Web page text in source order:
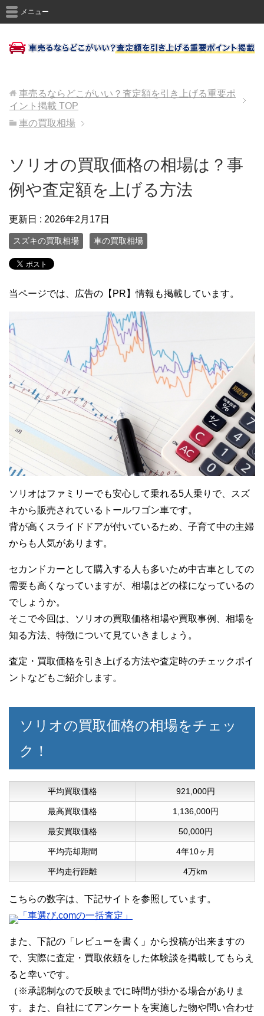
メニュー
車売るならどこがいい？査定額を引き上げる重要ポ
イント掲載 TOP
車の買取相場
ソリオの買取価格の相場は？事
例や査定額を上げる方法
更新日 : 2026年2月17日
スズキの買取相場 車の買取相場
当ページでは、広告の【PR】情報も掲載しています。
ソリオはファミリーでも安心して乗れる5人乗りで、スズ
キから販売されているトールワゴン車です。
背が高くスライドドアが付いているため、子育て中の主婦
からも人気があります。
セカンドカーとして購入する人も多いため中古車としての
需要も高くなっていますが、相場はどの様になっているの
でしょうか。
そこで今回は、ソリオの買取価格相場や買取事例、相場を
知る方法、特徴について見ていきましょう。
査定・買取価格を引き上げる方法や査定時のチェックポイ
ントなどもご紹介します。
ソリオの買取価格の相場をチェッ
ク！
平均買取価格 921,000円
最高買取価格 1,136,000円
最安買取価格 50,000円
平均売却期間 4年10ヶ月
平均走行距離 4万km
こちらの数字は、下記サイトを参照しています。
「車選び.comの一括査定」
また、下記の「レビューを書く」から投稿が出来ますの
で、実際に査定・買取依頼をした体験談を掲載してもらえ
ると幸いです。
（※承認制なので反映までに時間が掛かる場合がありま
す。また、自社にてアンケートを実施した物や問い合わせ